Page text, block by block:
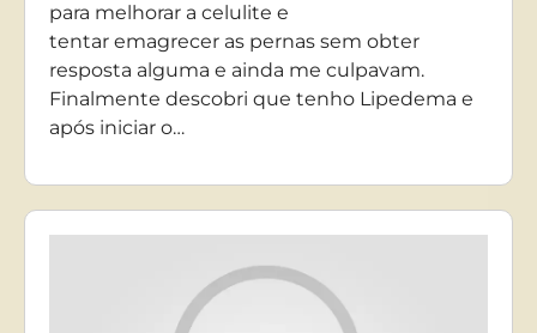
para melhorar a celulite e
tentar emagrecer as pernas sem obter
resposta alguma e ainda me culpavam.
Finalmente descobri que tenho Lipedema e
após iniciar o…